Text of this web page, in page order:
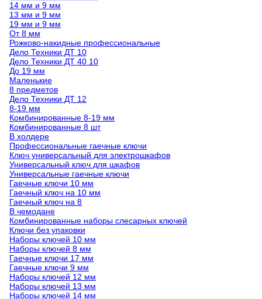
14 мм и 9 мм
13 мм и 9 мм
19 мм и 9 мм
От 8 мм
Рожково-накидные профессиональные
Дело Техники ДТ 10
Дело Техники ДТ 40 10
До 19 мм
Маленькие
8 предметов
Дело Техники ДТ 12
8-19 мм
Комбинированные 8-19 мм
Комбинированные 8 шт
В холдере
Профессиональные гаечные ключи
Ключ универсальный для электрошкафов
Универсальный ключ для шкафов
Универсальные гаечные ключи
Гаечные ключи 10 мм
Гаечный ключ на 10 мм
Гаечный ключ на 8
В чемодане
Комбинированные наборы слесарных ключей
Ключи без упаковки
Наборы ключей 10 мм
Наборы ключей 8 мм
Гаечные ключи 17 мм
Гаечные ключи 9 мм
Наборы ключей 12 мм
Наборы ключей 13 мм
Наборы ключей 14 мм